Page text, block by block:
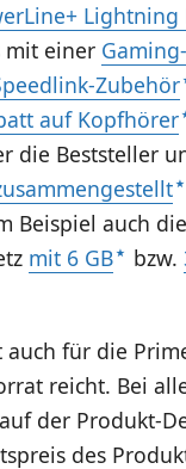
Lightning
mit einer
Zubehör
auf Kopfhörer
die Beststeller
Beispiel auch
mit 6 GB bzw.
für die
reicht. Bei
der Produkt-
des